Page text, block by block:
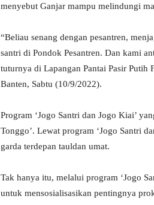
menyebut Ganjar mampu melindungi
“Beliau senang dengan pesantren,
santri di Pondok Pesantren. Dan kami
tuturnya di Lapangan Pantai Pasir Putih
Banten, Sabtu (10/9/2022).
Program ‘Jogo Santri dan Jogo Kiai’
Tonggo’. Lewat program ‘Jogo Santri
garda terdepan tauldan umat.
Tak hanya itu, melalui program ‘Jogo
untuk mensosialisasikan pentingnya